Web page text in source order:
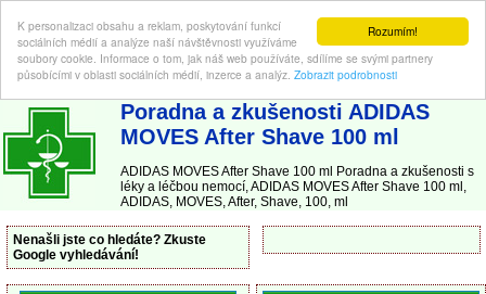
Rozumím!
K personalizaci obsahu a reklam, poskytování funkcí
sociálních médií a analýze naší návštěvnosti využíváme
soubory cookie. Informace o tom, jak náš web používáte, sdílíme se svými partnery
působícími v oblasti sociálních médií, inzerce a analýz. Zobrazit podrobnosti
ABC-LEKARNA.cz | Poradna a zkušenosti s léky a léčbou nemocí
Poradna a zkušenosti ADIDAS
MOVES After Shave 100 ml
ADIDAS MOVES After Shave 100 ml Poradna a zkušenosti s
léky a léčbou nemocí, ADIDAS MOVES After Shave 100 ml,
ADIDAS, MOVES, After, Shave, 100, ml
Nenašli jste co hledáte? Zkuste
Google vyhledávání!